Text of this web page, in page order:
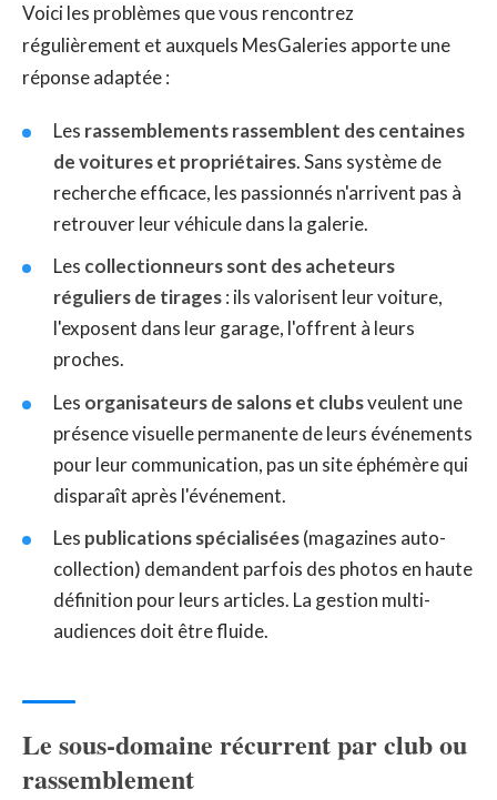
Voici les problèmes que vous rencontrez
régulièrement et auxquels MesGaleries apporte une
réponse adaptée :
Les rassemblements rassemblent des centaines
de voitures et propriétaires. Sans système de
recherche efficace, les passionnés n'arrivent pas à
retrouver leur véhicule dans la galerie.
Les collectionneurs sont des acheteurs
réguliers de tirages: ils valorisent leur voiture,
l'exposent dans leur garage, l'offrent à leurs
proches.
Les organisateurs de salons et clubsveulent une
présence visuelle permanente de leurs événements
pour leur communication, pas un site éphémère qui
disparaît après l'événement.
Les publications spécialisées(magazines auto-
collection) demandent parfois des photos en haute
définition pour leurs articles. La gestion multi-
audiences doit être fluide.
Le sous-domaine récurrent par club ou
rassemblement